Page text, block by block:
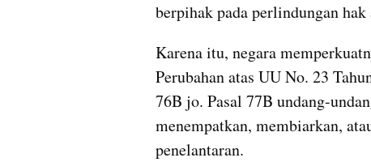
berpihak pada perlindungan hak
Karena itu, negara
Perubahan atas UU No. 23
76B jo. Pasal 77B undang-
menempatkan, membiarkan,
penelantaran.